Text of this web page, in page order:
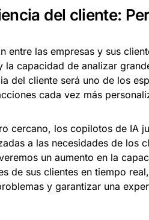
del cliente:
entre las empresas y sus
la capacidad de analizar
del cliente será uno de los
cada vez más
cercano, los copilotos de IA
a las necesidades de los
un aumento en la
de sus clientes en tiempo
y garantizar una